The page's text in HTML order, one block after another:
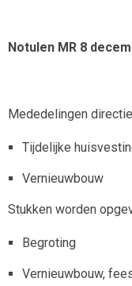
Notulen MR 8
Mededelingen
Tijdelijke
Vernieuwbouw
Stukken worden
Begroting
Vernieuwbouw,